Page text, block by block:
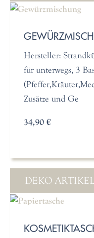
Hersteller:
für unterwegs, 3
Zusätze und Ge
34,90 €
DEKO